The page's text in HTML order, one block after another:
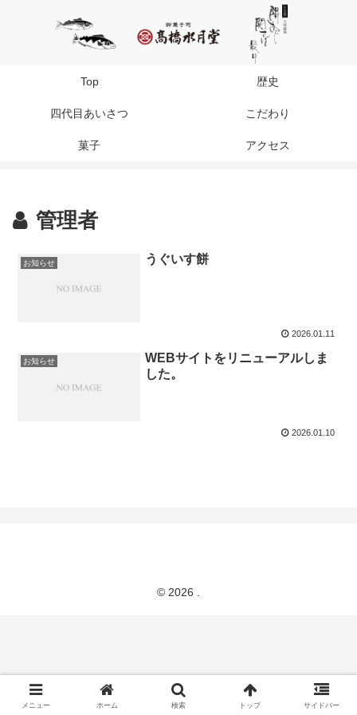
Top 歴史
四代目あいさつ こだわり
菓子 アクセス
管理者
お知らせ うぐいす餅
2026.01.11
お知らせ
WEBサイトをリニューアルしま
した。
2026.01.10
© 2026 .
メニュー ホーム 検索 トップ サイドバー